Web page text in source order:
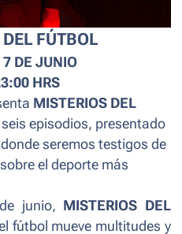
FÚTBOL
DE JUNIO
HRS
MISTERIOS DEL
episodios, presentado
seremos testigos de
el deporte más
junio, MISTERIOS DEL
fútbol mueve multitudes y